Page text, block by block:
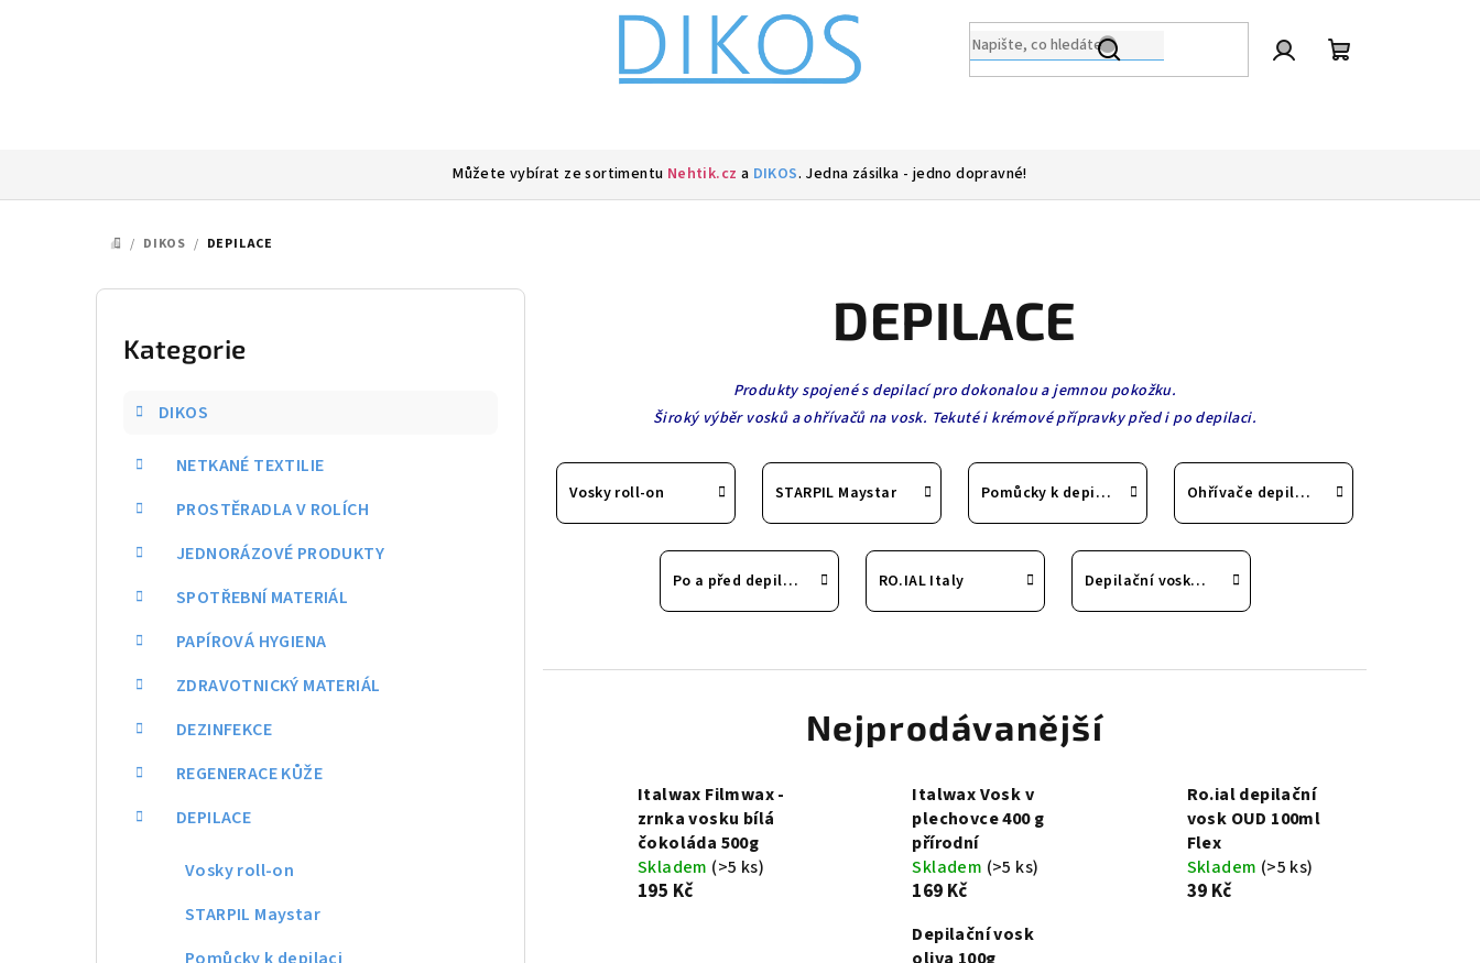
Můžete vybírat ze sortimentu Nehtik.cz a DIKOS. Jedna zásilka - jedno dopravné!
DOMŮ
/ DIKOS / DEPILACE
P
Přeskočit
kategorie
Kategorie
DIKOS
NETKANÉ TEXTILIE
PROSTĚRADLA V ROLÍCH
JEDNORÁZOVÉ PRODUKTY
SPOTŘEBNÍ MATERIÁL
PAPÍROVÁ HYGIENA
ZDRAVOTNICKÝ MATERIÁL
DEZINFEKCE
REGENERACE KŮŽE
DEPILACE
Vosky roll-on
STARPIL Maystar
DEPILACE
Produkty spojené s depilací pro dokonalou a jemnou pokožku.
Široký výběr vosků a ohřívačů na vosk. Tekuté i krémové přípravky před i po depilaci.
Vosky roll-on STARPIL Maystar Pomůcky k depilaci Ohřívače depilačního vosku
Po a před depilací RO.IAL Italy Depilační vosky a pasty
Nejprodávanější
Italwax Filmwax -
zrnka vosku bílá
čokoláda 500g
Skladem (>5 ks)
195 Kč
Italwax Vosk v
plechovce 400 g
přírodní
Skladem (>5 ks)
169 Kč
Ro.ial depilační
vosk OUD 100ml
Flex
Skladem (>5 ks)
39 Kč
Depilační vosk